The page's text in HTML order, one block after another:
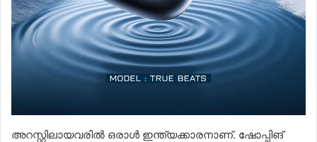
അറസ്റ്റിലായവരില്‍ ഒരാള്‍ ഇന്ത്യക്കാരനാണ്. ഷോപ്പിങ്